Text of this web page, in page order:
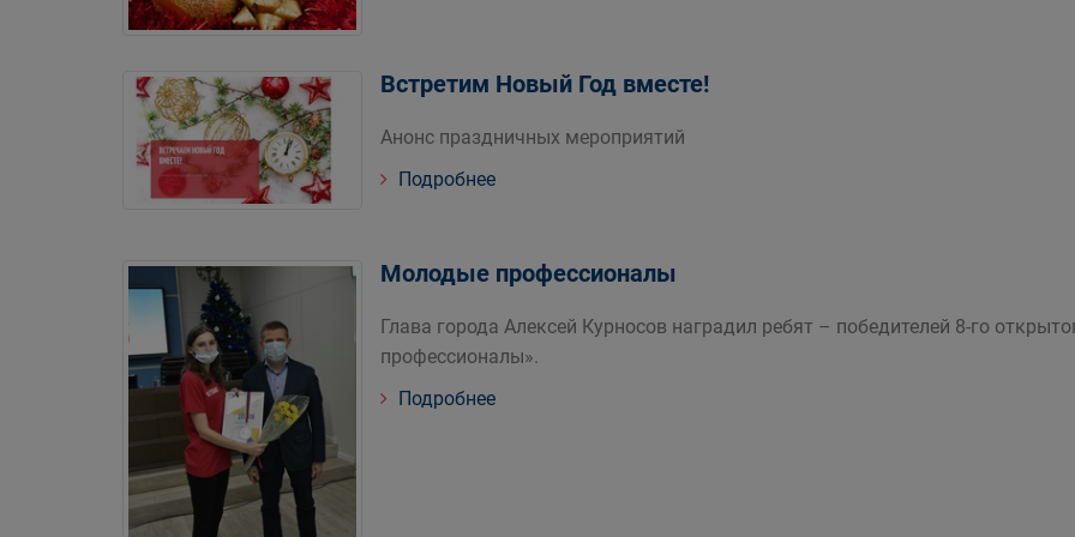
Встретим Новый Год вместе!
Анонс праздничных мероприятий
Подробнее
Молодые профессионалы
Глава города Алексей Курносов наградил ребят – победителей 8-го
профессионалы».
Подробнее